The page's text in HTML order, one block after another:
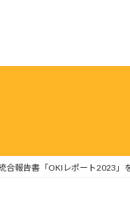
報告書「OKIレポート2023」